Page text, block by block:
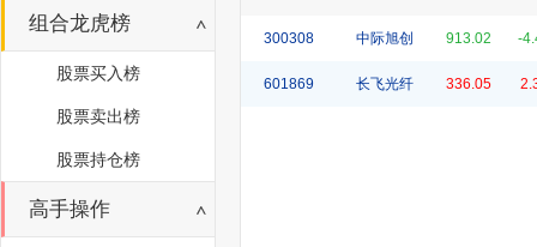
组合龙虎榜
股票买入榜
股票卖出榜
股票持仓榜
高手操作
300308 中际旭创 913.02 -
601869 长飞光纤 336.05